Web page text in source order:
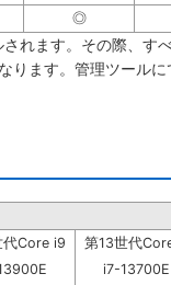
◎
れます。その際、す
ります。管理ツール
代Core i9
第13世代
i7-13700E